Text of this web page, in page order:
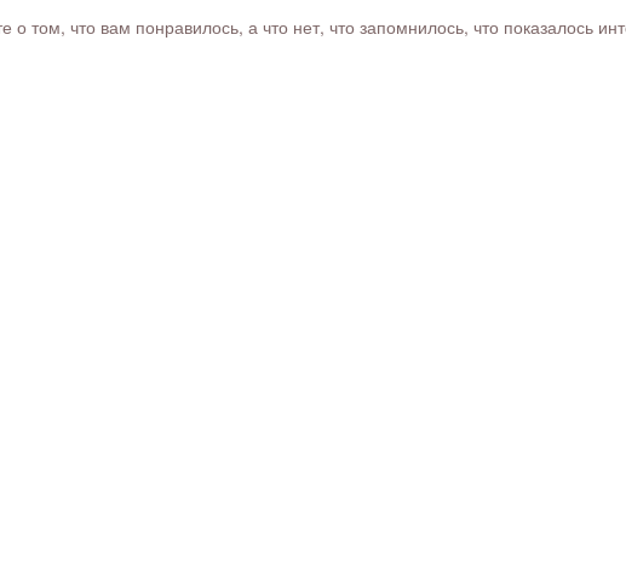
том, что вам понравилось, а что нет, что запомнилось, что показалось